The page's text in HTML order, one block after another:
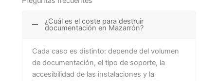
¿Cuál es el coste para destruir
documentación en Mazarrón?
Cada caso es distinto: depende del volumen
de documentación, el tipo de soporte, la
accesibilidad de las instalaciones y la